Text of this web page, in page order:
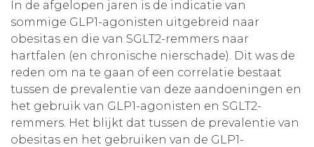
In de afgelopen jaren is de indicatie van
sommige GLP1-agonisten uitgebreid naar
obesitas en die van SGLT2-remmers naar
hartfalen (en chronische nierschade). Dit was de
reden om na te gaan of een correlatie bestaat
tussen de prevalentie van deze aandoeningen en
het gebruik van GLP1-agonisten en SGLT2-
remmers. Het blijkt dat tussen de prevalentie van
obesitas en het gebruiken van de GLP1-